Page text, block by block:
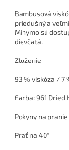
Bambusová
priedušný a
Minymo sú
dievčatá.
Zloženie
93 % viskóza / 7
Farba: 961 Dried
Pokyny na
Prať na 40°